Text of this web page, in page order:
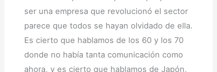
ser una empresa que revolucionó el sector
parece que todos se hayan olvidado de ella.
Es cierto que hablamos de los 60 y los 70
donde no había tanta comunicación como
ahora, y es cierto que hablamos de Japón,